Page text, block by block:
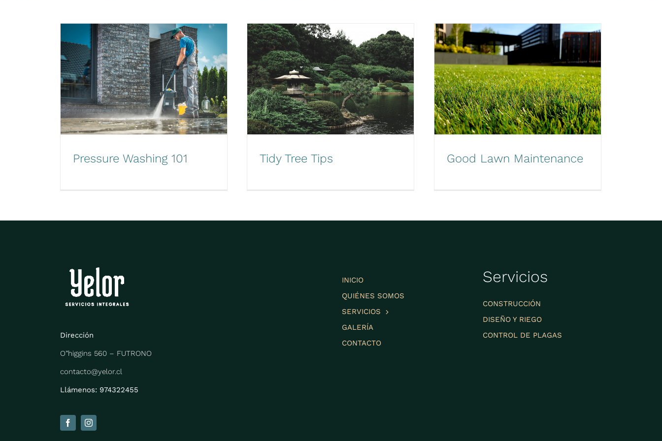
Pressure Washing 101 Tidy Tree Tips Good Lawn Maintenance
Dirección
O”higgins 560 – FUTRONO
contacto@yelor.cl
Llámenos: 974322455
INICIO
QUIÉNES SOMOS
SERVICIOS
GALERÍA
CONTACTO
Servicios
CONSTRUCCIÓN
DISEÑO Y RIEGO
CONTROL DE PLAGAS